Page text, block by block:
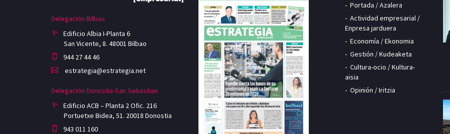
Delegación Bilbao
Edificio Albia I-Planta 6
San Vicente, 8. 48001 Bilbao
944 27 44 46
estrategia@estrategia.net
Delegación Donostia-San Sebastian
Edificio ACB – Planta 2 Ofic. 216
Portuetxe Bidea, 51. 20018 Donostia
943 011 160
Portada / Azalera
Actividad empresarial /
Enpresa jarduera
Economía / Ekonomia
Gestión / Kudeaketa
Cultura-ocio / Kultura-
aisia
Opinión / Iritzia